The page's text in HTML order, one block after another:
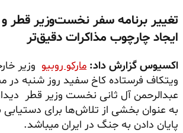
تغییر برنامه سفر نخست‌وزیر قطر و
ایجاد چارچوب مذاکرات دقیق‌تر
اکسیوس گزارش داد: مارکو روبیو وزیر
ویتکاف فرستاده کاخ سفید روز شنبه در
عبدالرحمن آل ثانی نخست وزیر قطر
به عنوان بخشی از تلاش‌ها برای دستیابی
پایان دادن به جنگ در ایران میباشد.